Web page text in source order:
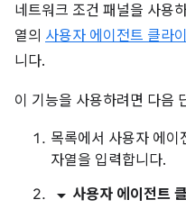
네트워크 조건 패널을 사용
열의 사용자 에이전트 클라
니다.
이 기능을 사용하려면 다음
목록에서 사용자 에이
자열을 입력합니다.
arrow_drop_down 사용자 에이전트